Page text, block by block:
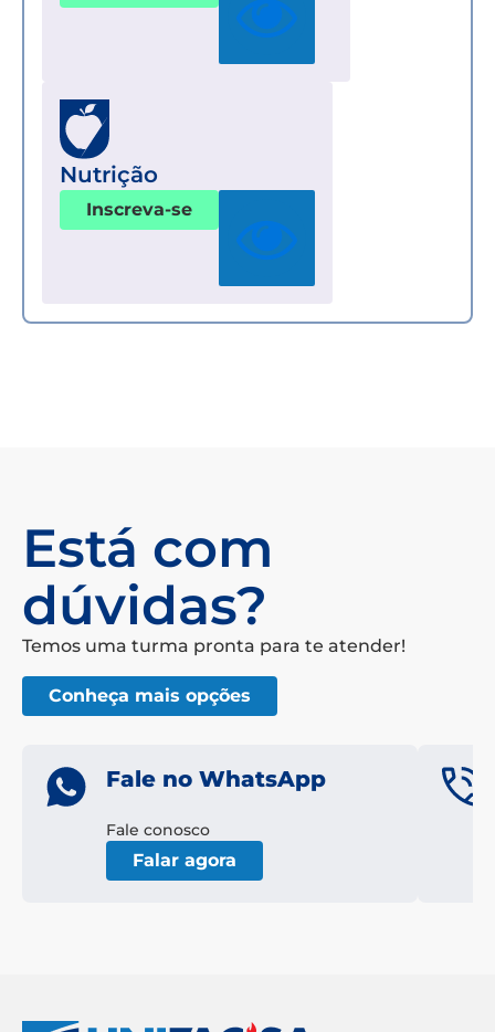
Nutrição
Inscreva-se
Está com
dúvidas?
Temos uma turma pronta para te atender!
Conheça mais opções
Fale no WhatsApp
Fale conosco
Falar agora